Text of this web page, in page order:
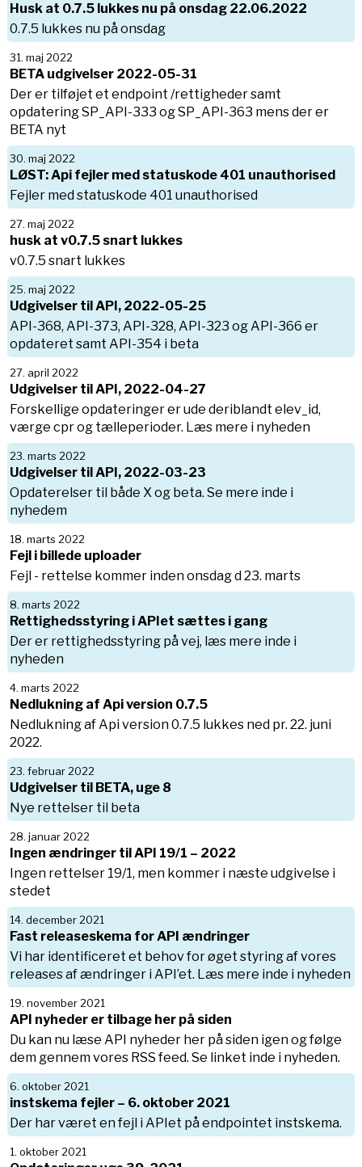
Husk at 0.7.5 lukkes nu på onsdag 22.06.2022
0.7.5 lukkes nu på onsdag
31. maj 2022
BETA udgivelser 2022-05-31
Der er tilføjet et endpoint /rettigheder samt
opdatering SP_API-333 og SP_API-363 mens der er
BETA nyt
30. maj 2022
LØST: Api fejler med statuskode 401 unauthorised
Fejler med statuskode 401 unauthorised
27. maj 2022
husk at v0.7.5 snart lukkes
v0.7.5 snart lukkes
25. maj 2022
Udgivelser til API, 2022-05-25
API-368, API-373, API-328, API-323 og API-366 er
opdateret samt API-354 i beta
27. april 2022
Udgivelser til API, 2022-04-27
Forskellige opdateringer er ude deriblandt elev_id,
værge cpr og tælleperioder. Læs mere i nyheden
23. marts 2022
Udgivelser til API, 2022-03-23
Opdaterelser til både X og beta. Se mere inde i
nyhedem
18. marts 2022
Fejl i billede uploader
Fejl - rettelse kommer inden onsdag d 23. marts
8. marts 2022
Rettighedsstyring i APIet sættes i gang
Der er rettighedsstyring på vej, læs mere inde i
nyheden
4. marts 2022
Nedlukning af Api version 0.7.5
Nedlukning af Api version 0.7.5 lukkes ned pr. 22. juni
2022.
23. februar 2022
Udgivelser til BETA, uge 8
Nye rettelser til beta
28. januar 2022
Ingen ændringer til API 19/1 – 2022
Ingen rettelser 19/1, men kommer i næste udgivelse i
stedet
14. december 2021
Fast releaseskema for API ændringer
Vi har identificeret et behov for øget styring af vores
releases af ændringer i API’et. Læs mere inde i nyheden
19. november 2021
API nyheder er tilbage her på siden
Du kan nu læse API nyheder her på siden igen og følge
dem gennem vores RSS feed. Se linket inde i nyheden.
6. oktober 2021
instskema fejler – 6. oktober 2021
Der har været en fejl i APIet på endpointet instskema.
1. oktober 2021